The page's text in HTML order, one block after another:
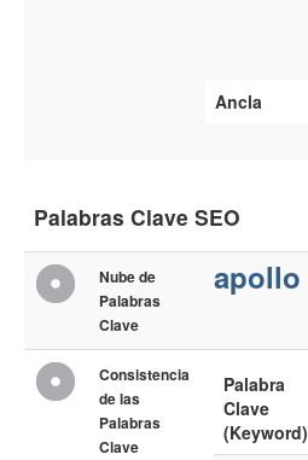
Ancla
Palabras Clave SEO
Nube de
Palabras
Clave
apollo
Consistencia
de las
Palabras
Clave
Palabra
Clave
(Keyword)